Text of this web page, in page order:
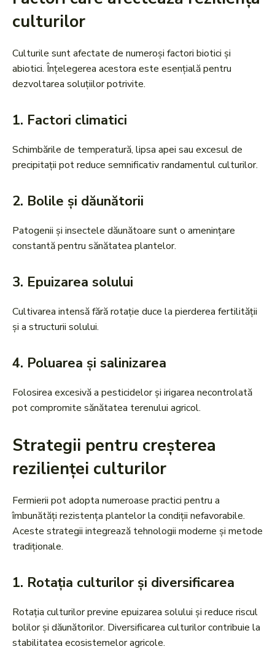
culturilor
Culturile sunt afectate de numeroși factori biotici și
abiotici. Înțelegerea acestora este esențială pentru
dezvoltarea soluțiilor potrivite.
1. Factori climatici
Schimbările de temperatură, lipsa apei sau excesul de
precipitații pot reduce semnificativ randamentul culturilor.
2. Bolile și dăunătorii
Patogenii și insectele dăunătoare sunt o amenințare
constantă pentru sănătatea plantelor.
3. Epuizarea solului
Cultivarea intensă fără rotație duce la pierderea fertilității
și a structurii solului.
4. Poluarea și salinizarea
Folosirea excesivă a pesticidelor și irigarea necontrolată
pot compromite sănătatea terenului agricol.
Strategii pentru creșterea
rezilienței culturilor
Fermierii pot adopta numeroase practici pentru a
îmbunătăți rezistența plantelor la condiții nefavorabile.
Aceste strategii integrează tehnologii moderne și metode
tradiționale.
1. Rotația culturilor și diversificarea
Rotația culturilor previne epuizarea solului și reduce riscul
bolilor și dăunătorilor. Diversificarea culturilor contribuie la
stabilitatea ecosistemelor agricole.